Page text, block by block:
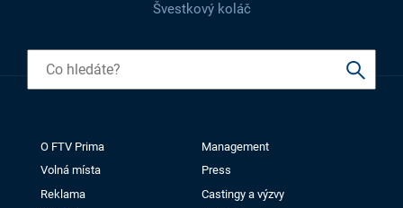
Švestkový koláč
O FTV Prima
Management
Volná místa
Press
Reklama
Castingy a výzvy